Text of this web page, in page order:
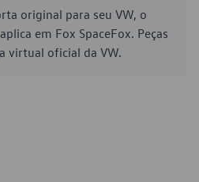
original para seu VW, o
em Fox SpaceFox. Peças
virtual oficial da VW.